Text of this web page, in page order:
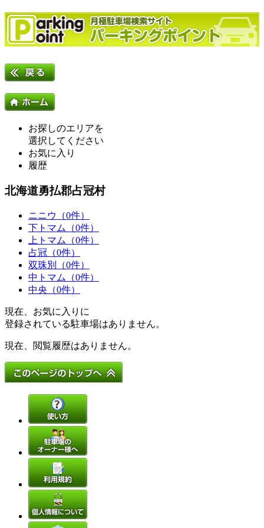
お探しのエリアを
選択してください
お気に入り
履歴
北海道勇払郡占冠村
ニニウ（0件）
下トマム（0件）
上トマム（0件）
占冠（0件）
双珠別（0件）
中トマム（0件）
中央（0件）
現在、お気に入りに
登録されている駐車場はありません。
現在、閲覧履歴はありません。